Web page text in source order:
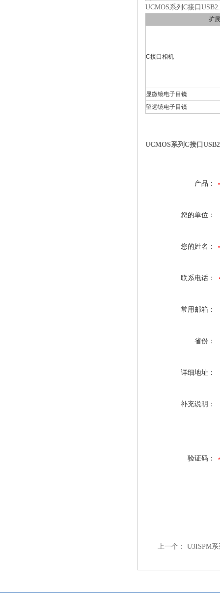
UCMOS系列C接口
扩展
C接口相机
显微镜电子目镜
望远镜电子目镜
UCMOS系列C接口
产品：
您的单位：
您的姓名：
联系电话：
常用邮箱：
省份：
详细地址：
补充说明：
验证码：
上一个： U3ISPM